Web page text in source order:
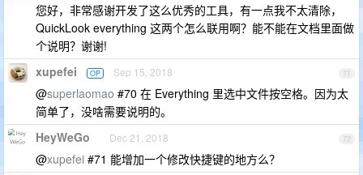
您好，非常感谢开发了这么优秀的工具，有一点我不太清除，
QuickLook everything 这两个怎么联用啊？能不能在文档里面做
个说明？谢谢!
71
xupefei OP Sep 15, 2018
@superlaomao #70 在 Everything 里选中文件按空格。因为太
简单了，没啥需要说明的。
72
HeyWeGo Dec 21, 2018
@xupefei #71 能增加一个修改快捷键的地方么？